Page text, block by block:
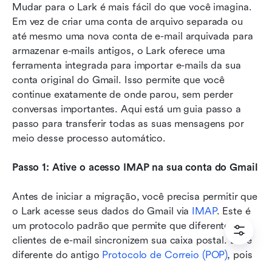
Mudar para o Lark é mais fácil do que você imagina.
Em vez de criar uma conta de arquivo separada ou
até mesmo uma nova conta de e-mail arquivada para
armazenar e-mails antigos, o Lark oferece uma
ferramenta integrada para importar e-mails da sua
conta original do Gmail. Isso permite que você
continue exatamente de onde parou, sem perder
conversas importantes. Aqui está um guia passo a
passo para transferir todas as suas mensagens por
meio desse processo automático.
Passo 1: Ative o acesso IMAP na sua conta do Gmail
Antes de iniciar a migração, você precisa permitir que
o Lark acesse seus dados do Gmail via IMAP. Este é
um protocolo padrão que permite que diferentes
clientes de e-mail sincronizem sua caixa postal. Ele é
diferente do antigo Protocolo de Correio (POP), pois